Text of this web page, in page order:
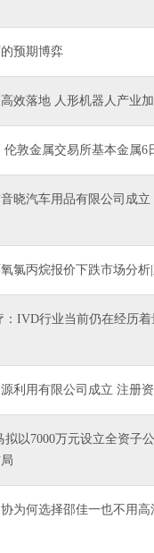
预期博弈
高效落地 人形机器人产业
敦金属交易所基本金属6
晓汽车用品有限公司成立
氧氯丙烷报价下跌市场分析
：IVD行业当前仍在经历
源利用有限公司成立 注册
以7000万元设立全资子
为何选择邵佳一也不用